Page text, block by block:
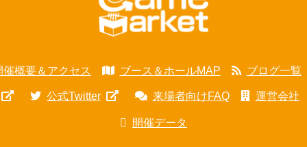
催概要＆アクセス ブース＆ホールMAP ブログ一覧
公式Twitter 来場者向けFAQ 運営会社
開催データ